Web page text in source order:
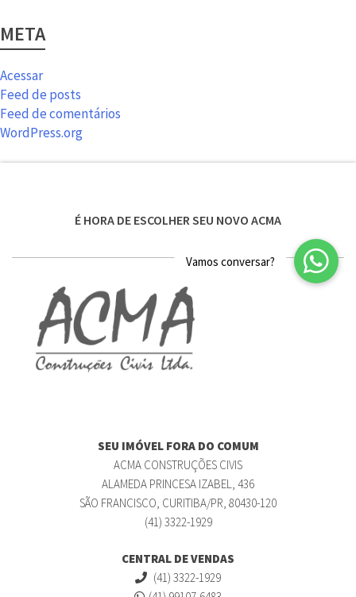
META
Acessar
Feed de posts
Feed de comentários
WordPress.org
É HORA DE ESCOLHER SEU NOVO ACMA
SEU IMÓVEL FORA DO COMUM
ACMA CONSTRUÇÕES CIVIS
ALAMEDA PRINCESA IZABEL, 436
SÃO FRANCISCO, CURITIBA/PR, 80430-120
(41) 3322-1929
CENTRAL DE VENDAS
(41) 3322-1929